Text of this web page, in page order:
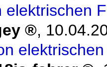
elektrischen
,